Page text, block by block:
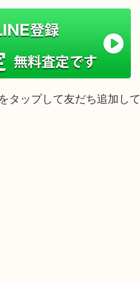
タップして友だち追加して